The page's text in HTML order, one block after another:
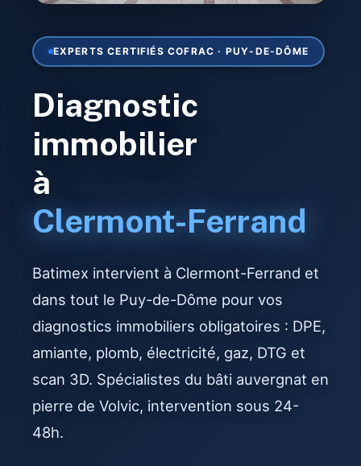
EXPERTS CERTIFIÉS COFRAC · PUY-DE-DÔME
Diagnostic
immobilier
à
Clermont-Ferrand
Batimex intervient à Clermont-Ferrand et
dans tout le Puy-de-Dôme pour vos
diagnostics immobiliers obligatoires : DPE,
amiante, plomb, électricité, gaz, DTG et
scan 3D. Spécialistes du bâti auvergnat en
pierre de Volvic, intervention sous 24-
48h.